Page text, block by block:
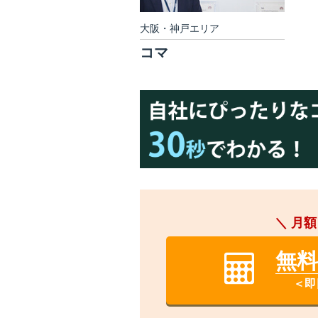
大阪・神戸エリア
コマ
＼ 月額
無
＜